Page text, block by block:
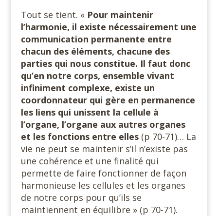
Tout se tient. « Pour maintenir
l’harmonie, il existe nécessairement une
communication permanente entre
chacun des éléments, chacune des
parties qui nous constitue. Il faut donc
qu’en notre corps, ensemble vivant
infiniment complexe, existe un
coordonnateur qui gère en permanence
les liens qui unissent la cellule à
l’organe, l’organe aux autres organes
et les fonctions entre elles(p 70-71)… La
vie ne peut se maintenir s’il n’existe pas
une cohérence et une finalité qui
permette de faire fonctionner de façon
harmonieuse les cellules et les organes
de notre corps pour qu’ils se
maintiennent en équilibre » (p 70-71).